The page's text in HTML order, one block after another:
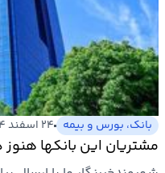
بانک، بورس و بیمه ۲۴ اسفند ۱۴۰۴
مشتریان این بانکها